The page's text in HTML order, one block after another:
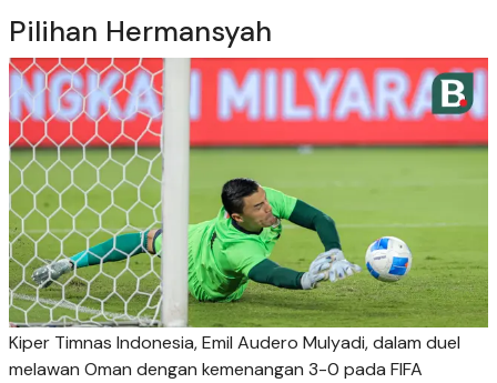
Pilihan Hermansyah
Kiper Timnas Indonesia, Emil Audero Mulyadi, dalam duel
melawan Oman dengan kemenangan 3-0 pada FIFA